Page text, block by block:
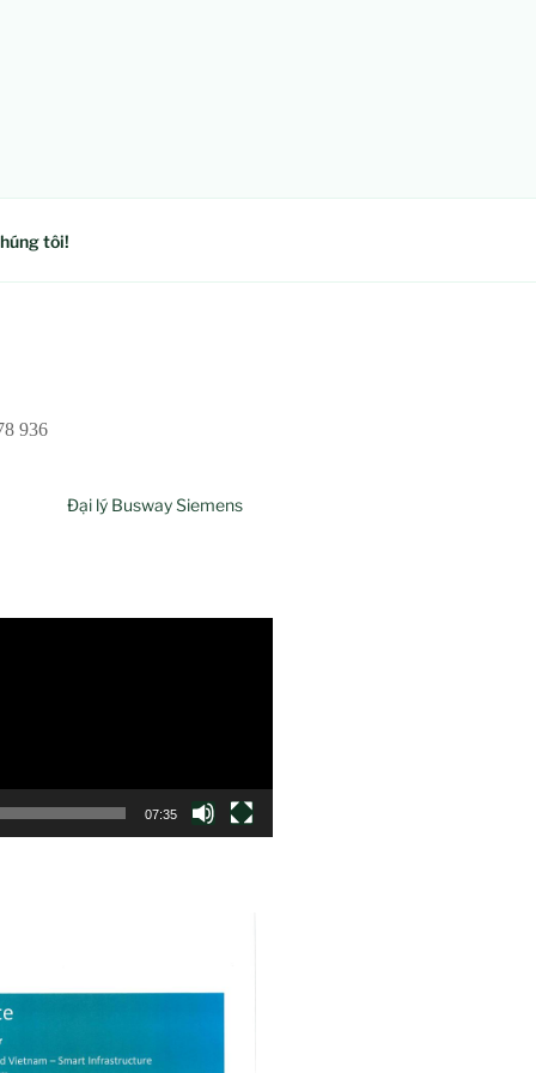
tôi!
936
Đại lý Busway Siemens
07:35